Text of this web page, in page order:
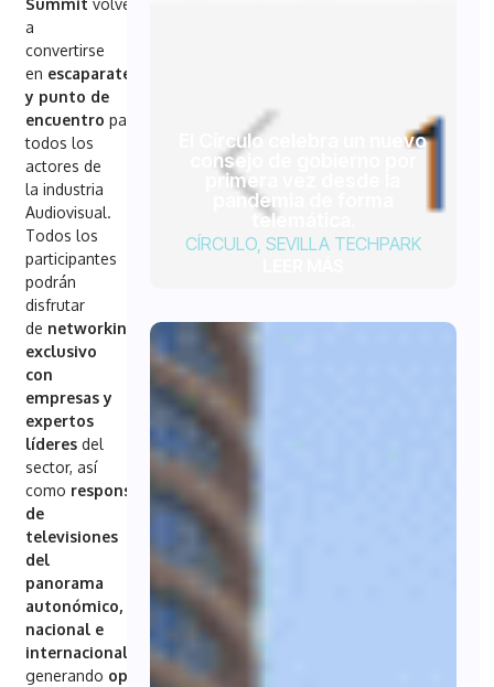
a
convertirse
en escaparate
y punto de
encuentro para
todos los
actores de
la industria
Audiovisual.
Todos los
participantes
podrán
disfrutar
de networking
exclusivo
con
empresas y
expertos
líderes del
sector, así
como responsables
de
televisiones
del
panorama
autonómico,
nacional e
internacional
generando oportunidades
El Círculo celebra un nuevo
consejo de gobierno por
primera vez desde la
pandemia de forma
telemática.
CÍRCULO, SEVILLA TECHPARK